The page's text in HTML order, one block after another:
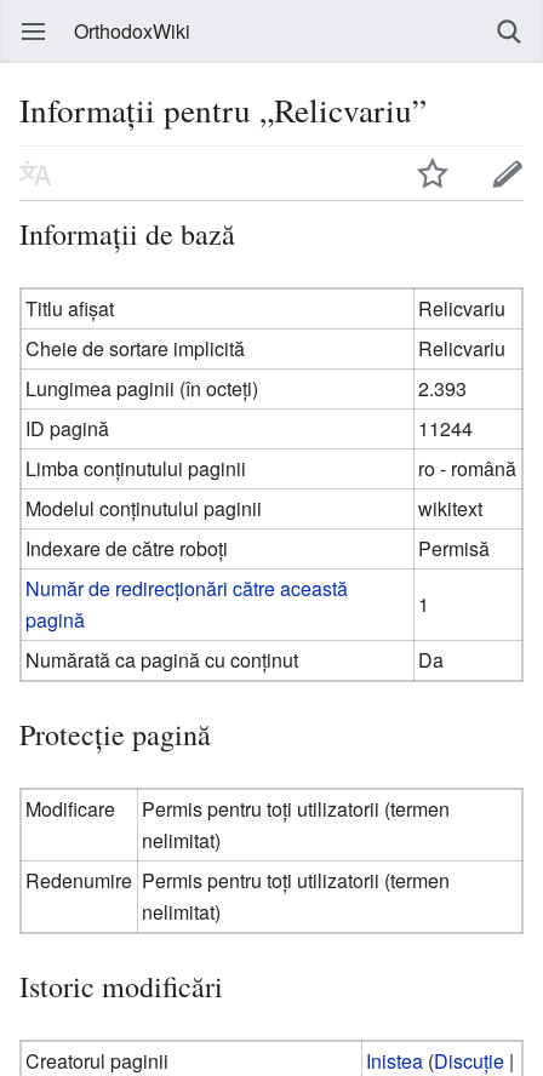
OrthodoxWiki
Informații pentru „Relicvariu”
Informații de bază
Titlu afișat
Relicvariu
Cheie de sortare implicită
Relicvariu
Lungimea paginii (în octeți)
2.393
ID pagină
11244
Limba conținutului paginii
ro - română
Modelul conținutului paginii
wikitext
Indexare de către roboți
Permisă
Număr de redirecționări către această
pagină
1
Numărată ca pagină cu conținut
Da
Protecție pagină
Modificare
Permis pentru toți utilizatorii (termen
nelimitat)
Redenumire Permis pentru toți utilizatorii (termen
nelimitat)
Istoric modificări
Creatorul paginii Inistea (Discuție |